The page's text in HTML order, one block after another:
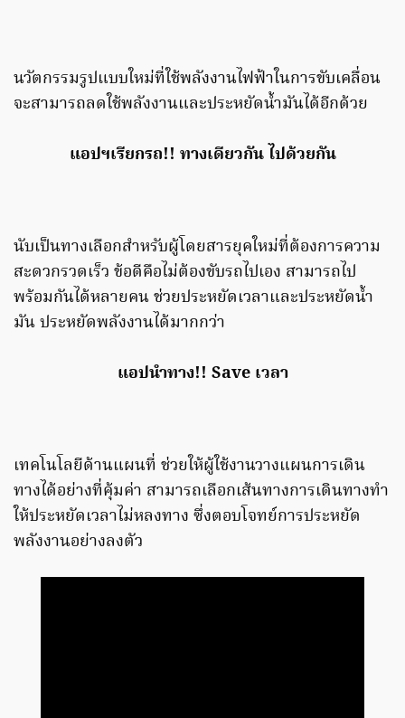
นวัตกรรมรูปแบบใหม่ที่ใช้พลังงานไฟฟ้าในการขับเคลื่อน
จะสามารถลดใช้พลังงานและประหยัดน้ํามันได้อีกด้วย
แอปฯเรียกรถ!! ทางเดียวกัน ไปด้วยกัน
นับเป็นทางเลือกสําหรับผู้โดยสารยุคใหม่ที่ต้องการความ
สะดวกรวดเร็ว ข้อดีคือไม่ต้องขับรถไปเอง สามารถไป
พร้อมกันได้หลายคน ช่วยประหยัดเวลาและประหยัดน้ํา
มัน ประหยัดพลังงานได้มากกว่า
แอปนำทาง!! Save เวลา
เทคโนโลยีด้านแผนที่ ช่วยให้ผู้ใช้งานวางแผนการเดิน
ทางได้อย่างที่คุ้มค่า สามารถเลือกเส้นทางการเดินทางทํา
ให้ประหยัดเวลาไม่หลงทาง ซึ่งตอบโจทย์การประหยัด
พลังงานอย่างลงตัว